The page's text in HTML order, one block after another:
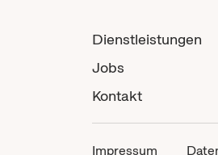
Dienstleistungen
Jobs
Kontakt
Impressum